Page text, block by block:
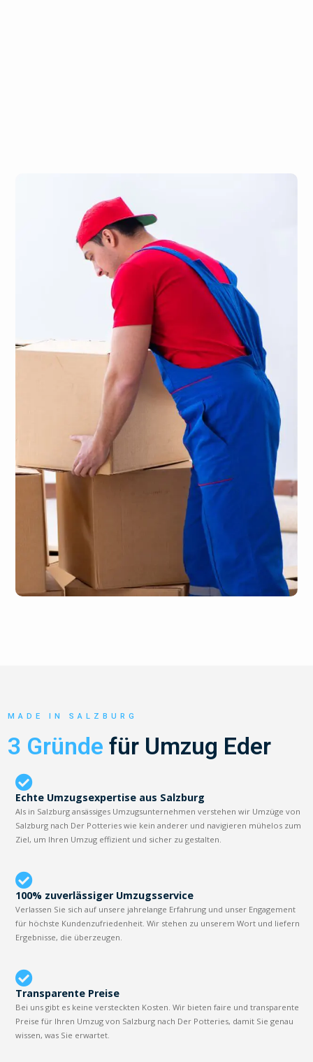
MADE IN SALZBURG
3 Gründe für Umzug Eder
Echte Umzugsexpertise aus Salzburg
Als in Salzburg ansässiges Umzugsunternehmen verstehen wir Umzüge von
Salzburg nach Der Potteries wie kein anderer und navigieren mühelos zum
Ziel, um Ihren Umzug effizient und sicher zu gestalten.
100% zuverlässiger Umzugsservice
Verlassen Sie sich auf unsere jahrelange Erfahrung und unser Engagement
für höchste Kundenzufriedenheit. Wir stehen zu unserem Wort und liefern
Ergebnisse, die überzeugen.
Transparente Preise
Bei uns gibt es keine versteckten Kosten. Wir bieten faire und transparente
Preise für Ihren Umzug von Salzburg nach Der Potteries, damit Sie genau
wissen, was Sie erwartet.